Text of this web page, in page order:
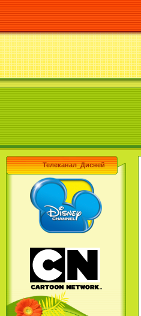
Телеканал_Дисней